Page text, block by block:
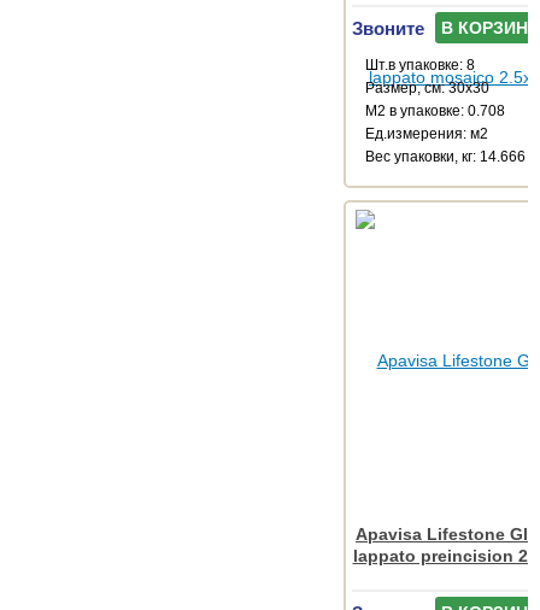
Звоните В КОРЗИНУ
Шт.в упаковке: 8
Размер, см: 30x30
М2 в упаковке: 0.708
Ед.измерения: м2
Веc упаковки, кг: 14.666
Apavisa Lifestone
lappato preincision